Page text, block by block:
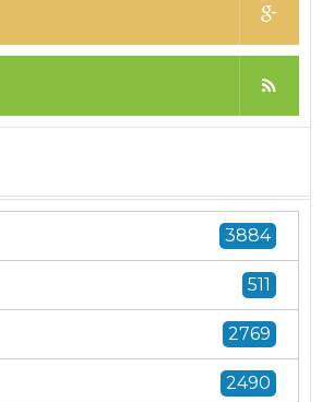
3884
511
2769
2490